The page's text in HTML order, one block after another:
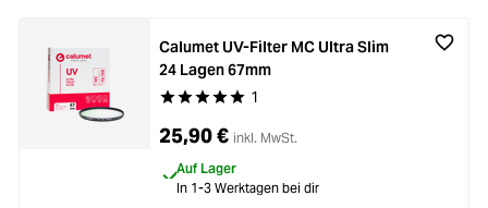
Durchschnittliche Bewertung von 5 von 5
1
Calumet UV-Filter MC Ultra Slim
24 Lagen 67mm
25,90 € inkl. MwSt.
Auf Lager
In 1-3 Werktagen bei dir